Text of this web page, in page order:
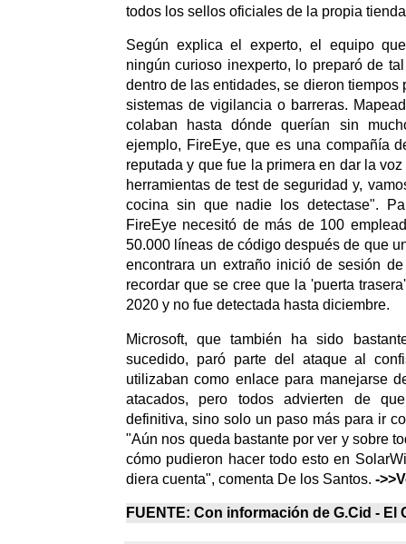
todos los sellos oficiales de la propia
Según explica el experto, el equipo
ningún curioso inexperto, lo preparó de
dentro de las entidades, se dieron tiempos
sistemas de vigilancia o barreras.
colaban hasta dónde querían sin
ejemplo, FireEye, que es una compañía
reputada y que fue la primera en dar la
herramientas de test de seguridad y,
cocina sin que nadie los detectase".
FireEye necesitó de más de 100
50.000 líneas de código después de que
encontrara un extraño inició de sesión
recordar que se cree que la 'puerta
2020 y no fue detectada hasta diciembre.
Microsoft, que también ha sido
sucedido, paró parte del ataque al
utilizaban como enlace para manejarse
atacados, pero todos advierten de
definitiva, sino solo un paso más para ir
"Aún nos queda bastante por ver y sobre
cómo pudieron hacer todo esto en
diera cuenta", comenta De los Santos. -
FUENTE: Con información de G.Cid - El